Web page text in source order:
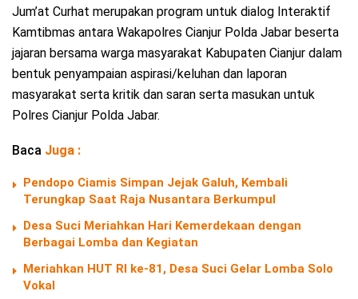
Jum’at Curhat merupakan program untuk dialog Interaktif
Kamtibmas antara Wakapolres Cianjur Polda Jabar beserta
jajaran bersama warga masyarakat Kabupaten Cianjur dalam
bentuk penyampaian aspirasi/keluhan dan laporan
masyarakat serta kritik dan saran serta masukan untuk
Polres Cianjur Polda Jabar.
Baca Juga :
Pendopo Ciamis Simpan Jejak Galuh, Kembali
Terungkap Saat Raja Nusantara Berkumpul
Desa Suci Meriahkan Hari Kemerdekaan dengan
Berbagai Lomba dan Kegiatan
Meriahkan HUT RI ke-81, Desa Suci Gelar Lomba Solo
Vokal